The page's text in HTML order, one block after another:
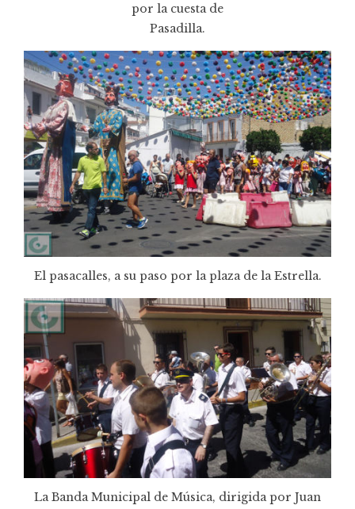
por la cuesta de
Pasadilla.
El pasacalles, a su paso por la plaza de la Estrella.
La Banda Municipal de Música, dirigida por Juan